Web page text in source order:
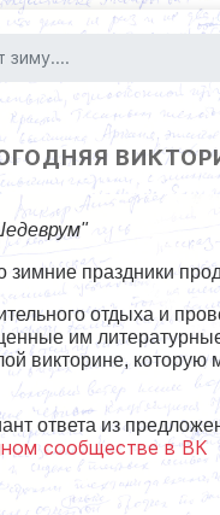
зиму....
зимние праздники
отдыха и
им
викторине, которую
ответа из
сообществе в ВК